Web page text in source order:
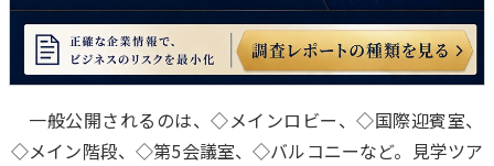
一般公開されるのは、◇メインロビー、◇国際迎賓室、
◇メイン階段、◇第5会議室、◇バルコニーなど。見学ツア